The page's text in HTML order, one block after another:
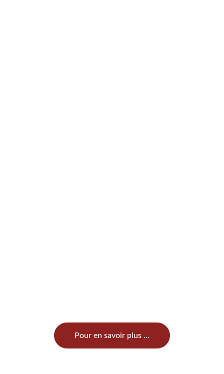
Pour en savoir plus ...